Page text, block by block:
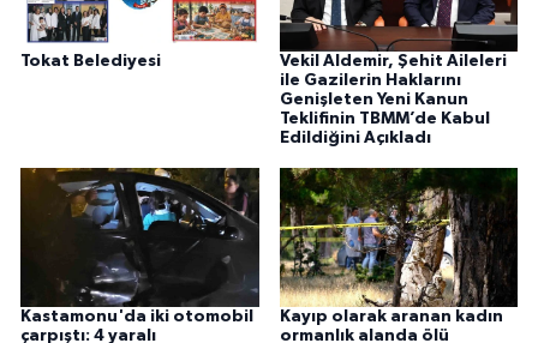
Tokat Belediyesi
Vekil Aldemir, Şehit Aileleri
ile Gazilerin Haklarını
Genişleten Yeni Kanun
Teklifinin TBMM’de Kabul
Edildiğini Açıkladı
Kastamonu'da iki otomobil
çarpıştı: 4 yaralı
Kayıp olarak aranan kadın
ormanlık alanda ölü